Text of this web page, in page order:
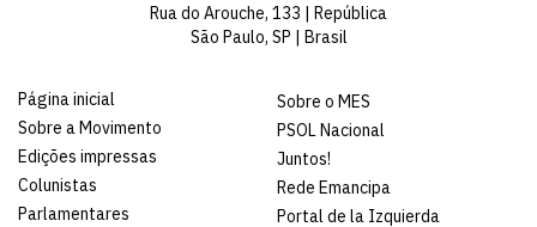
Rua do Arouche, 133 | República
São Paulo, SP | Brasil
Página inicial
Sobre a Movimento
Edições impressas
Colunistas
Parlamentares
Sobre o MES
PSOL Nacional
Juntos!
Rede Emancipa
Portal de la Izquierda